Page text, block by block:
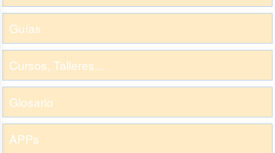
Guías
Cursos, Talleres...
Glosario
APPs